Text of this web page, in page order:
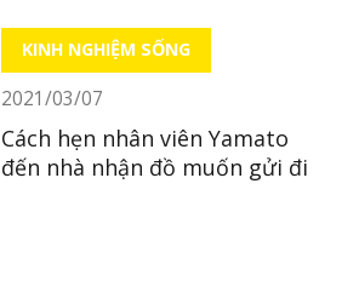
KINH NGHIỆM SỐNG
2021/03/07
Cách hẹn nhân viên Yamato
đến nhà nhận đồ muốn gửi đi